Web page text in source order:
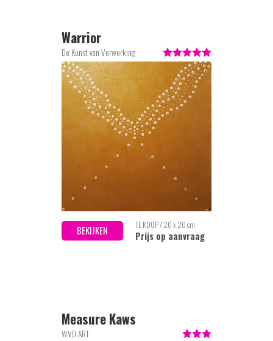
Warrior
De Kunst van Verwerking
BEKIJKEN TE KOOP / 20 x 20 cm
Prijs op aanvraag
Measure Kaws
WVD ART